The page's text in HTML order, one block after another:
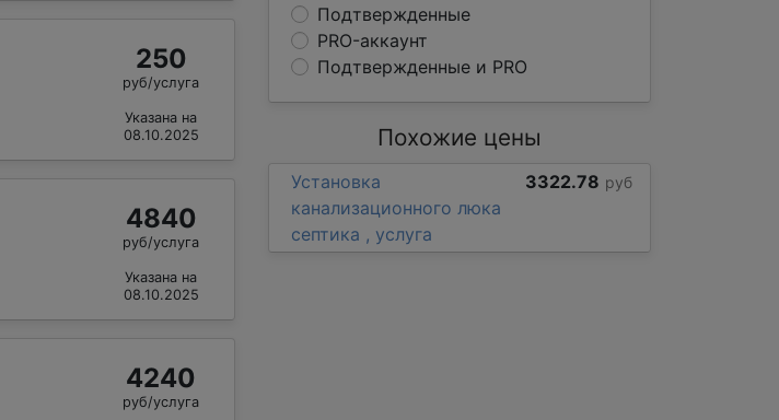
Подтвержденные
PRO-аккаунт
Подтвержденные и PRO
250
руб/услуга
Указана на
08.10.2025
4840
руб/услуга
Указана на
08.10.2025
4240
руб/услуга
Похожие цены
Установка
канализационного люка
септика , услуга
3322.78 руб